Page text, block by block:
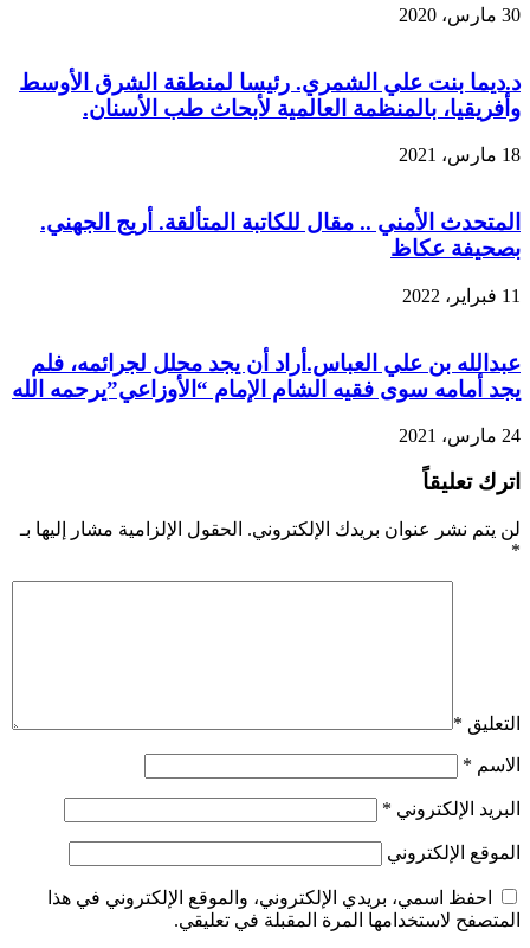
30 مارس، 2020
د.ديما بنت علي الشمري. رئيسا لمنطقة الشرق الأوسط
وأفريقيا، بالمنظمة العالمية لأبحاث طب الأسنان.
18 مارس، 2021
المتحدث الأمني .. مقال للكاتبة المتألقة. أريج الجهني.
بصحيفة عكاظ
11 فبراير، 2022
عبدالله بن علي العباس.أراد أن يجد محلل لجرائمه، فلم
يجد أمامه سوى فقيه الشام الإمام “الأوزاعي”يرحمه الله
24 مارس، 2021
اترك تعليقاً
لن يتم نشر عنوان بريدك الإلكتروني. الحقول الإلزامية مشار إليها بـ
*
التعليق *
الاسم *
البريد الإلكتروني *
الموقع الإلكتروني
احفظ اسمي، بريدي الإلكتروني، والموقع الإلكتروني في هذا
المتصفح لاستخدامها المرة المقبلة في تعليقي.